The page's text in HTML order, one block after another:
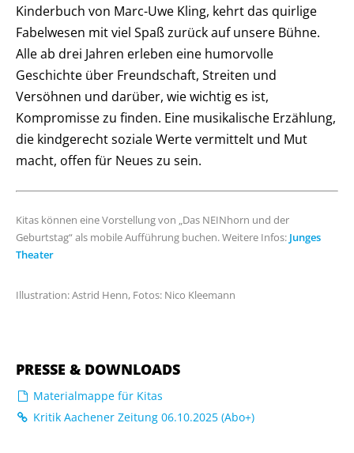
Kinderbuch von Marc-Uwe Kling, kehrt das quirlige
Fabelwesen mit viel Spaß zurück auf unsere Bühne.
Alle ab drei Jahren erleben eine humorvolle
Geschichte über Freundschaft, Streiten und
Versöhnen und darüber, wie wichtig es ist,
Kompromisse zu finden. Eine musikalische Erzählung,
die kindgerecht soziale Werte vermittelt und Mut
macht, offen für Neues zu sein.
Kitas können eine Vorstellung von „Das NEINhorn und der
Geburtstag“ als mobile Aufführung buchen. Weitere Infos: Junges
Theater
Illustration: Astrid Henn, Fotos: Nico Kleemann
PRESSE & DOWNLOADS
Materialmappe für Kitas
Kritik Aachener Zeitung 06.10.2025 (Abo+)